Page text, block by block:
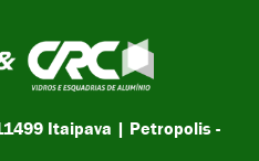
Itaipava | Petropolis -